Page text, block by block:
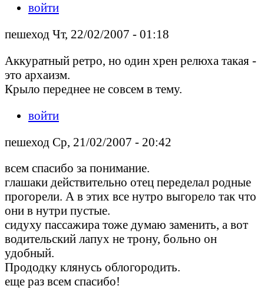
войти
пешеход Чт, 22/02/2007 - 01:18
Аккуратный ретро, но один хрен релюха такая -
это архаизм.
Крыло переднее не совсем в тему.
войти
пешеход Ср, 21/02/2007 - 20:42
всем спасибо за понимание.
глашаки действительно отец переделал родные
прогорели. А в этих все нутро выгорело так что
они в нутри пустые.
сидуху пассажира тоже думаю заменить, а вот
водительский лапух не трону, больно он
удобный.
Прододку клянусь облогородить.
еще раз всем спасибо!